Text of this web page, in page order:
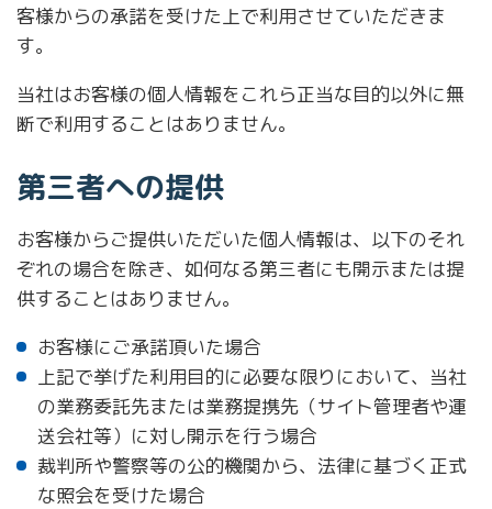
客様からの承諾を受けた上で利用させていただきま
す。
当社はお客様の個人情報をこれら正当な目的以外に無
断で利用することはありません。
第三者への提供
お客様からご提供いただいた個人情報は、以下のそれ
ぞれの場合を除き、如何なる第三者にも開示または提
供することはありません。
お客様にご承諾頂いた場合
上記で挙げた利用目的に必要な限りにおいて、当社
の業務委託先または業務提携先（サイト管理者や運
送会社等）に対し開示を行う場合
裁判所や警察等の公的機関から、法律に基づく正式
な照会を受けた場合